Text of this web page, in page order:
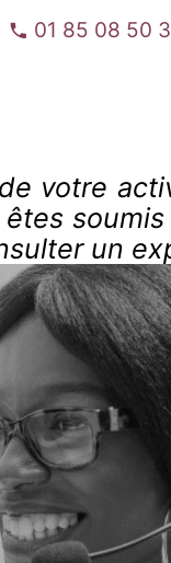
01 85 08 50
votre
un